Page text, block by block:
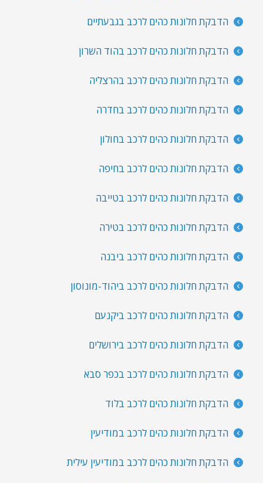
הדבקת חלונות כהים לרכב בגבעתיים
הדבקת חלונות כהים לרכב בהוד השרון
הדבקת חלונות כהים לרכב בהרצליה
הדבקת חלונות כהים לרכב בחדרה
הדבקת חלונות כהים לרכב בחולון
הדבקת חלונות כהים לרכב בחיפה
הדבקת חלונות כהים לרכב בטייבה
הדבקת חלונות כהים לרכב בטירה
הדבקת חלונות כהים לרכב ביבנה
הדבקת חלונות כהים לרכב ביהוד-מונוסון
הדבקת חלונות כהים לרכב ביקנעם
הדבקת חלונות כהים לרכב בירושלים
הדבקת חלונות כהים לרכב בכפר סבא
הדבקת חלונות כהים לרכב בלוד
הדבקת חלונות כהים לרכב במודיעין
הדבקת חלונות כהים לרכב במודיעין עילית